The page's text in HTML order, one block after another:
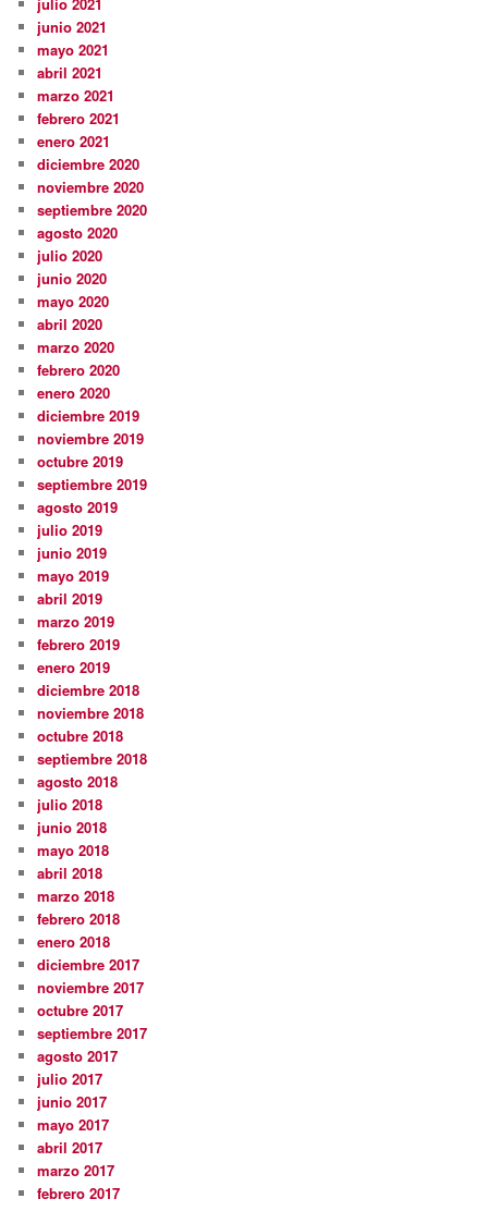
julio 2021
junio 2021
mayo 2021
abril 2021
marzo 2021
febrero 2021
enero 2021
diciembre 2020
noviembre 2020
septiembre 2020
agosto 2020
julio 2020
junio 2020
mayo 2020
abril 2020
marzo 2020
febrero 2020
enero 2020
diciembre 2019
noviembre 2019
octubre 2019
septiembre 2019
agosto 2019
julio 2019
junio 2019
mayo 2019
abril 2019
marzo 2019
febrero 2019
enero 2019
diciembre 2018
noviembre 2018
octubre 2018
septiembre 2018
agosto 2018
julio 2018
junio 2018
mayo 2018
abril 2018
marzo 2018
febrero 2018
enero 2018
diciembre 2017
noviembre 2017
octubre 2017
septiembre 2017
agosto 2017
julio 2017
junio 2017
mayo 2017
abril 2017
marzo 2017
febrero 2017